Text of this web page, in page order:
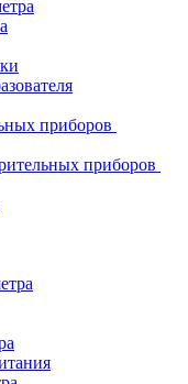
приборов
приборов